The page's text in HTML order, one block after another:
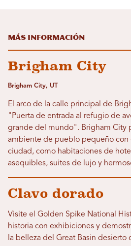
Más información
Brigham City
Brigham City, UT
El arco de la calle principal de
"Puerta de entrada al refugio de
grande del mundo". Brigham City
ambiente de pueblo pequeño con
ciudad, como habitaciones de
asequibles, suites de lujo y
Clavo dorado
Visite el Golden Spike National
historia con exhibiciones y
la belleza del Great Basin desierto